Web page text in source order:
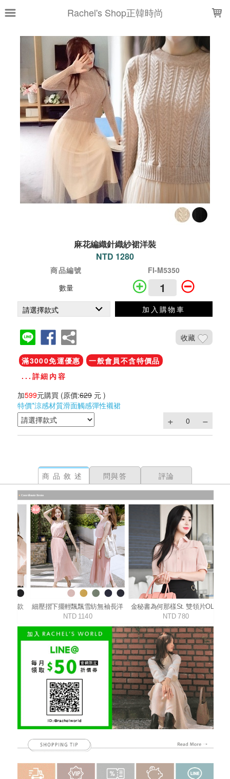
Rachel's Shop正韓時尚
麻花編織針織紗裙洋裝
NTD 1280
商品編號
FI-M5350
數量
加入購物車
收藏
滿3000免運優惠
一般會員不含特價品
...詳細內容
加599元購買 (原價:629 元 )
特價*涼感材質滑面觸感彈性襯裙
商品敘述 問與答 評論